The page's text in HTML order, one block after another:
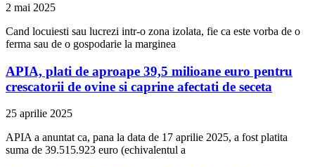
2 mai 2025
Cand locuiesti sau lucrezi intr-o zona izolata, fie ca este vorba de o
ferma sau de o gospodarie la marginea
APIA, plati de aproape 39,5 milioane euro pentru
crescatorii de ovine si caprine afectati de seceta
25 aprilie 2025
APIA a anuntat ca, pana la data de 17 aprilie 2025, a fost platita
suma de 39.515.923 euro (echivalentul a